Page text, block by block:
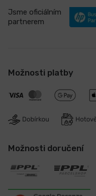
Jsme oficiálním
partnerem
Možnosti platby
Možnosti doručení